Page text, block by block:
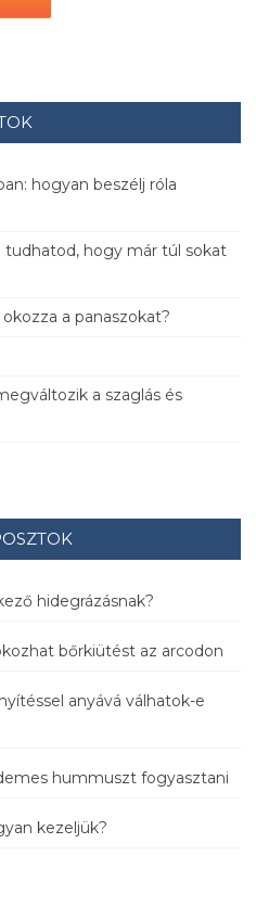
hogyan beszélj róla
tudhatod, hogy már túl sokat
a panaszokat?
a szaglás és
hidegrázásnak?
bőrkiütést az arcodon
anyává válhatok-e
hummuszt fogyasztani
kezeljük?